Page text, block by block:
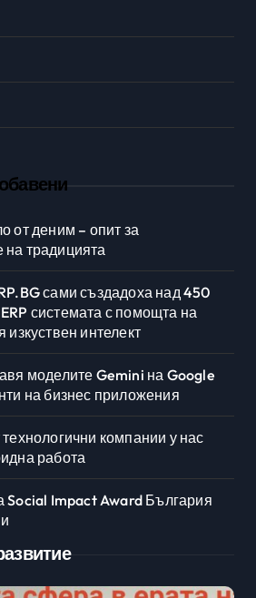
от деним – опит за
традицията
сами създадоха над 450
системата с помощта на
изкуствен интелект
моделите Gemini на Google
на бизнес приложения
компании у нас
работа
Social Impact Award България